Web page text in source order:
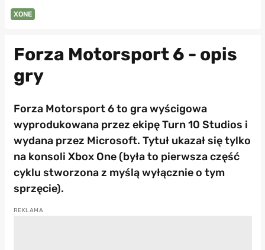
XONE
Forza Motorsport 6 - opis
gry
Forza Motorsport 6 to gra wyścigowa
wyprodukowana przez ekipę Turn 10 Studios i
wydana przez Microsoft. Tytuł ukazał się tylko
na konsoli Xbox One (była to pierwsza część
cyklu stworzona z myślą wyłącznie o tym
sprzęcie).